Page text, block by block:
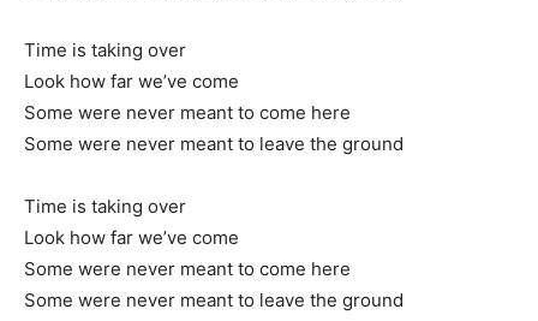
Time is taking over
Look how far we’ve come
Some were never meant to come here
Some were never meant to leave the ground
Time is taking over
Look how far we’ve come
Some were never meant to come here
Some were never meant to leave the ground